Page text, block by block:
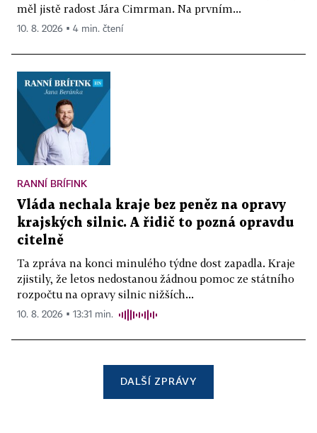
měl jistě radost Jára Cimrman. Na prvním...
10. 8. 2026 ▪ 4 min. čtení
RANNÍ BRÍFINK
Vláda nechala kraje bez peněz na opravy
krajských silnic. A řidič to pozná opravdu
citelně
Ta zpráva na konci minulého týdne dost zapadla. Kraje
zjistily, že letos nedostanou žádnou pomoc ze státního
rozpočtu na opravy silnic nižších...
10. 8. 2026 ▪ 13:31 min.
DALŠÍ ZPRÁVY